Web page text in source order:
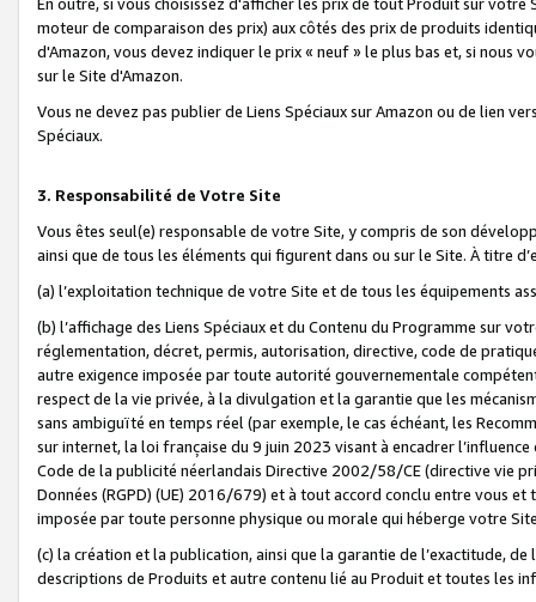
moteur de comparaison des prix) aux côtés des prix de produits
d'Amazon, vous devez indiquer le prix « neuf » le plus bas et, si nous
sur le Site d'Amazon.
Vous ne devez pas publier de Liens Spéciaux sur Amazon ou de lien
Spéciaux.
3. Responsabilité de Votre Site
Vous êtes seul(e) responsable de votre Site, y compris de son
ainsi que de tous les éléments qui figurent dans ou sur le Site. À titre
(a) l’exploitation technique de votre Site et de tous les équipements
(b) l’affichage des Liens Spéciaux et du Contenu du Programme sur
réglementation, décret, permis, autorisation, directive, code de
autre exigence imposée par toute autorité gouvernementale
respect de la vie privée, à la divulgation et la garantie que les
sans ambiguïté en temps réel (par exemple, le cas échéant, les
sur internet, la loi française du 9 juin 2023 visant à encadrer
Code de la publicité néerlandais Directive 2002/58/CE (directive vie
Données (RGPD) (UE) 2016/679) et à tout accord conclu entre vous
imposée par toute personne physique ou morale qui héberge votre
(c) la création et la publication, ainsi que la garantie de l’exactitude,
descriptions de Produits et autre contenu lié au Produit et toutes les